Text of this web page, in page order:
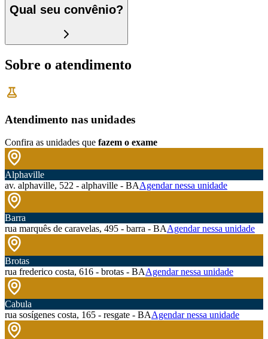
Qual seu convênio?
Sobre o atendimento
Atendimento nas unidades
Confira as unidades que fazem o exame
Alphaville
av. alphaville, 522 - alphaville - BAAgendar nessa unidade
Barra
rua marquês de caravelas, 495 - barra - BAAgendar nessa unidade
Brotas
rua frederico costa, 616 - brotas - BAAgendar nessa unidade
Cabula
rua sosígenes costa, 165 - resgate - BAAgendar nessa unidade